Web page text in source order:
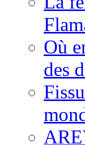
Où
des